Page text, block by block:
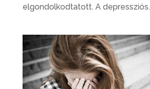
elgondolkodtatott. A